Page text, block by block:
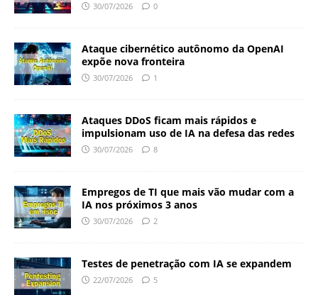
30/07/2026 0
Ataque cibernético autônomo da OpenAI
expõe nova fronteira
30/07/2026 1
Ataques DDoS ficam mais rápidos e
impulsionam uso de IA na defesa das redes
30/07/2026 8
Empregos de TI que mais vão mudar com a
IA nos próximos 3 anos
30/07/2026 2
Testes de penetração com IA se expandem
22/07/2026 5